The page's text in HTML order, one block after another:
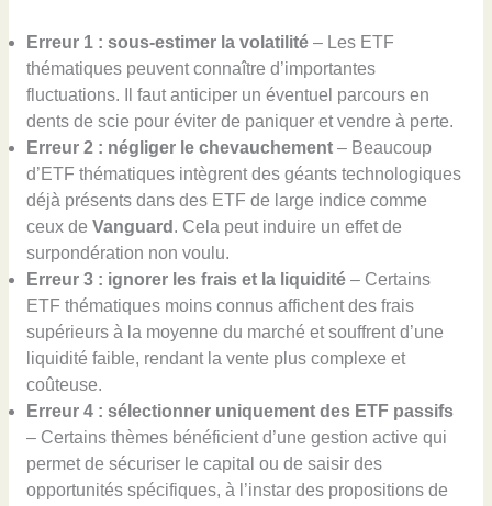
Erreur 1 : sous-estimer la volatilité– Les ETF
thématiques peuvent connaître d’importantes
fluctuations. Il faut anticiper un éventuel parcours en
dents de scie pour éviter de paniquer et vendre à perte.
Erreur 2 : négliger le chevauchement– Beaucoup
d’ETF thématiques intègrent des géants technologiques
déjà présents dans des ETF de large indice comme
ceux de Vanguard . Cela peut induire un effet de
surpondération non voulu.
Erreur 3 : ignorer les frais et la liquidité– Certains
ETF thématiques moins connus affichent des frais
supérieurs à la moyenne du marché et souffrent d’une
liquidité faible, rendant la vente plus complexe et
coûteuse.
Erreur 4 : sélectionner uniquement des ETF passifs
– Certains thèmes bénéficient d’une gestion active qui
permet de sécuriser le capital ou de saisir des
opportunités spécifiques, à l’instar des propositions de